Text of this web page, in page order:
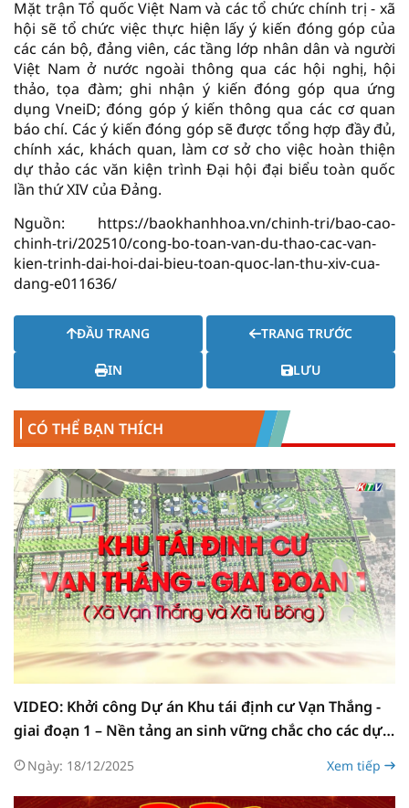
Mặt trận Tổ quốc Việt Nam và các tổ chức chính trị - xã
hội sẽ tổ chức việc thực hiện lấy ý kiến đóng góp của
các cán bộ, đảng viên, các tầng lớp nhân dân và người
Việt Nam ở nước ngoài thông qua các hội nghị, hội
thảo, tọa đàm; ghi nhận ý kiến đóng góp qua ứng
dụng VneiD; đóng góp ý kiến thông qua các cơ quan
báo chí. Các ý kiến đóng góp sẽ được tổng hợp đầy đủ,
chính xác, khách quan, làm cơ sở cho việc hoàn thiện
dự thảo các văn kiện trình Đại hội đại biểu toàn quốc
lần thứ XIV của Đảng.
Nguồn: https://baokhanhhoa.vn/chinh-tri/bao-cao-
chinh-tri/202510/cong-bo-toan-van-du-thao-cac-van-
kien-trinh-dai-hoi-dai-bieu-toan-quoc-lan-thu-xiv-cua-
dang-e011636/
ĐẦU TRANG TRANG TRƯỚC
IN LƯU
CÓ THỂ BẠN THÍCH
VIDEO: Khởi công Dự án Khu tái định cư Vạn Thắng -
giai đoạn 1 – Nền tảng an sinh vững chắc cho các dự
Ngày: 18/12/2025 Xem tiếp